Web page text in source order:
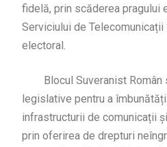
fidelă, prin scăderea pragului
Serviciului de
electoral.
Blocul Suveranist Român
legislative pentru a
infrastructurii de comunicații
prin oferirea de drepturi